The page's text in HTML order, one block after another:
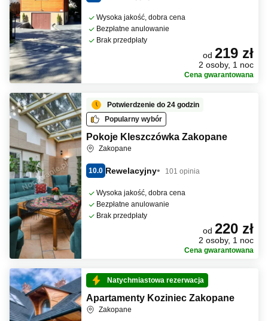
Wysoka jakość, dobra cena
Bezpłatne anulowanie
Brak przedpłaty
od 219 zł
2 osoby, 1 noc
Cena gwarantowana
Potwierdzenie do 24 godzin
Popularny wybór
Pokoje Kleszczówka Zakopane
Zakopane
10.0 Rewelacyjny 101 opinia
Wysoka jakość, dobra cena
Bezpłatne anulowanie
Brak przedpłaty
od 220 zł
2 osoby, 1 noc
Cena gwarantowana
Natychmiastowa rezerwacja
Apartamenty Koziniec Zakopane
Zakopane